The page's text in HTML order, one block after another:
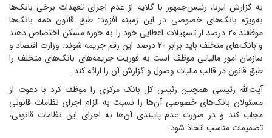
به گزارش ایرنا، رئیس‌جمهور با گلایه از عدم اجرای تعهدات برخی بانک‌ها
به‌ویژه بانک‌های خصوصی در این زمینه افزود: طبق قانون همه بانک‌ها
موظفند ۲۰ درصد از تسهیلات اعطایی خود را به حوزه مسکن اختصاص دهند
و بانک‌های متخلف باید برابر ۲۰ درصد این رقم جریمه شوند. وزارت اقتصاد و
سازمان امور مالیاتی موظف است به فوریت جریمه‌های بانک‌های متخلف را
طبق قانون در قالب مالیات وصول و گزارش آن را ارائه کند.
آیت‌الله رئیسی همچنین رئیس کل بانک مرکزی را موظف کرد با دعوت از
مسئولان بانک‌های خصوصی آن‌ها را نسبت به الزام اجرای نظامات قانونی
مجاب کند و در صورت عدم پایبندی آن‌ها به اجرای این نظامات قانونی،
تصمیمات مناسب اتخاذ شود.